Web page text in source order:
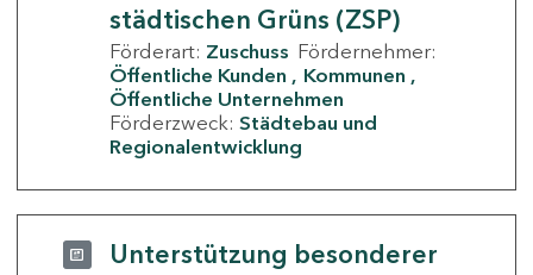
städtischen Grüns (ZSP)
Förderart: Zuschuss Fördernehmer:
Öffentliche Kunden
Kommunen
Öffentliche Unternehmen
Förderzweck: Städtebau und
Regionalentwicklung
Unterstützung besonderer